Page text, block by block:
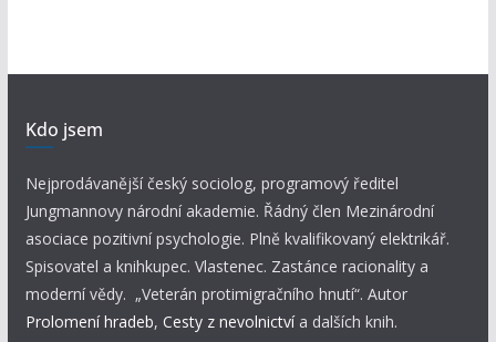
Kdo jsem
Nejprodávanější český sociolog, programový ředitel
Jungmannovy národní akademie. Řádný člen Mezinárodní
asociace pozitivní psychologie. Plně kvalifikovaný elektrikář.
Spisovatel a knihkupec. Vlastenec. Zastánce racionality a
moderní vědy. „Veterán protimigračního hnutí“. Autor
Prolomení hradeb, Cesty z nevolnictví a dalších knih.